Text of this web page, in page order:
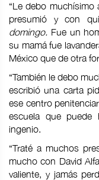
“Le debo muchísimo
presumió y con
domingo. Fue un
su mamá fue
México que de otra
“También le debo
escribió una carta
ese centro
escuela que puede
ingenio.
“Traté a muchos
mucho con David
valiente, y jamás